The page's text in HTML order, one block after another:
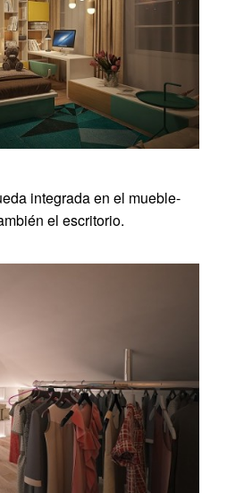
integrada en el mueble-
el escritorio.